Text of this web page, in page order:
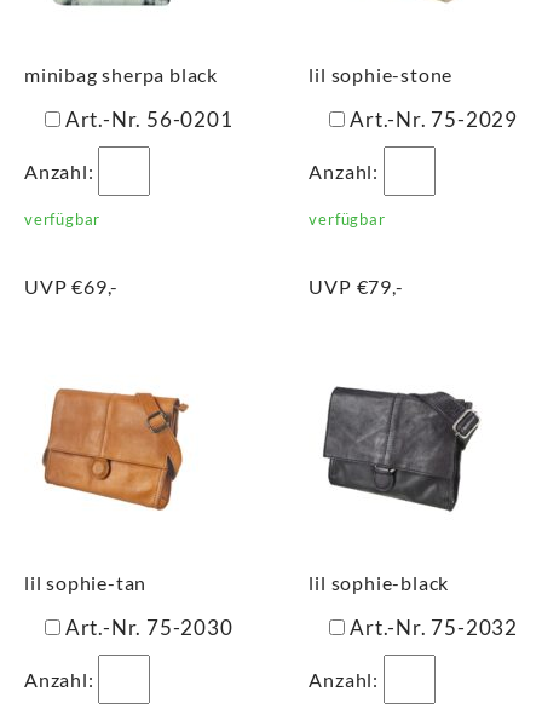
minibag sherpa black
Art.-Nr. 56-0201
Anzahl:
verfügbar
UVP €69,-
lil sophie-stone
Art.-Nr. 75-2029
Anzahl:
verfügbar
UVP €79,-
lil sophie-tan
Art.-Nr. 75-2030
Anzahl:
lil sophie-black
Art.-Nr. 75-2032
Anzahl: